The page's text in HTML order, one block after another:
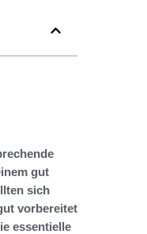
gut
sich
vorbereitet
essentielle